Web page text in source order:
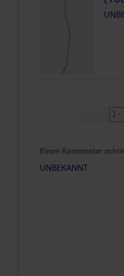
Einen Kommentar
UNBEKANNT